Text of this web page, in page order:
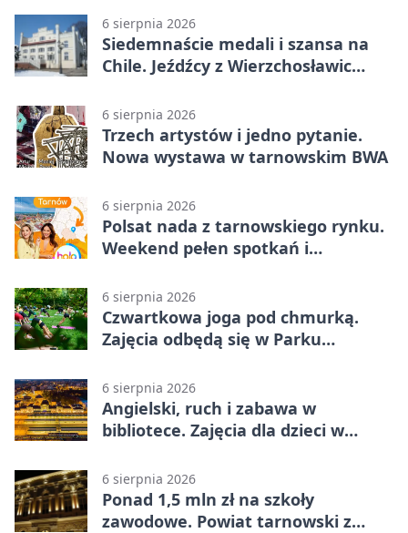
6 sierpnia 2026
Siedemnaście medali i szansa na
Chile. Jeźdźcy z Wierzchosławic
6 sierpnia 2026
Trzech artystów i jedno pytanie.
Nowa wystawa w tarnowskim BWA
6 sierpnia 2026
Polsat nada z tarnowskiego rynku.
Weekend pełen spotkań i
6 sierpnia 2026
Czwartkowa joga pod chmurką.
Zajęcia odbędą się w Parku
6 sierpnia 2026
Angielski, ruch i zabawa w
bibliotece. Zajęcia dla dzieci w
6 sierpnia 2026
Ponad 1,5 mln zł na szkoły
zawodowe. Powiat tarnowski z